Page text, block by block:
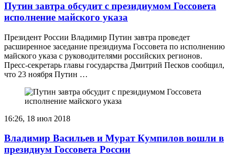
Путин завтра обсудит с президиумом Госсовета
исполнение майского указа
Президент России Владимир Путин завтра проведет
расширенное заседание президиума Госсовета по исполнению
майского указа с руководителями российских регионов.
Пресс-секретарь главы государства Дмитрий Песков сообщил,
что 23 ноября Путин …
16:26, 18 июл 2018
Владимир Васильев и Мурат Кумпилов вошли в
президиум Госсовета России